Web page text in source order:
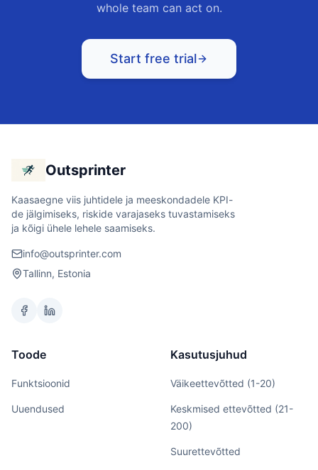
whole team can act on.
Start free trial
Outsprinter
Kaasaegne viis juhtidele ja meeskondadele KPI-
de jälgimiseks, riskide varajaseks tuvastamiseks
ja kõigi ühele lehele saamiseks.
info@outsprinter.com
Tallinn, Estonia
Toode
Funktsioonid
Uuendused
Kasutusjuhud
Väikeettevõtted (1-20)
Keskmised ettevõtted (21-
200)
Suurettevõtted